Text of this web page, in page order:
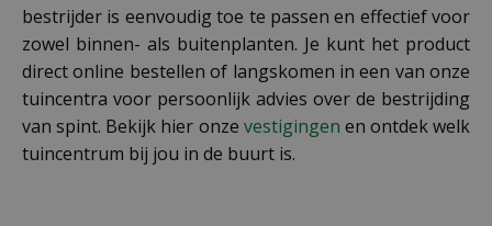
bestrijder is eenvoudig toe te passen en effectief voor
zowel binnen- als buitenplanten. Je kunt het product
direct online bestellen of langskomen in een van onze
tuincentra voor persoonlijk advies over de bestrijding
van spint. Bekijk hier onze vestigingen en ontdek welk
tuincentrum bij jou in de buurt is.